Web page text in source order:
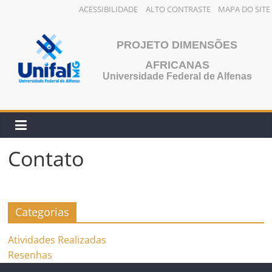
ACESSIBILIDADE ALTO CONTRASTE MAPA DO SITE
conteúdo
PROJETO DIMENSÕES
AFRICANAS
Universidade Federal de Alfenas
Contato
Categorias
Atividades Realizadas
Resenhas